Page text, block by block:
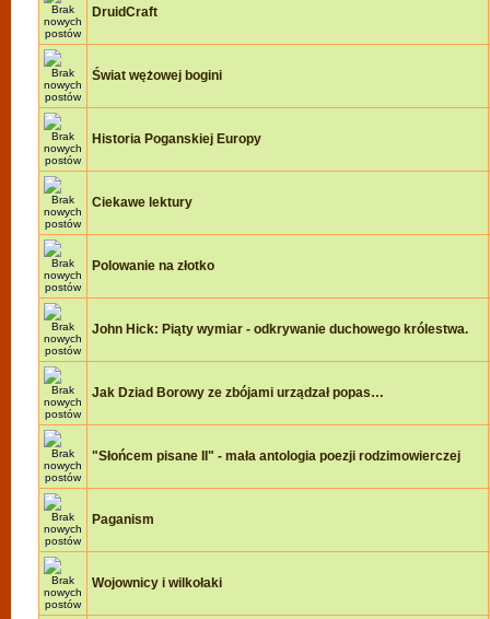
DruidCraft
Świat wężowej bogini
Historia Poganskiej Europy
Ciekawe lektury
Polowanie na złotko
John Hick: Piąty wymiar - odkrywanie duchowego królestwa.
Jak Dziad Borowy ze zbójami urządzał popas…
"Słońcem pisane II" - mała antologia poezji rodzimowierczej
Paganism
Wojownicy i wilkołaki